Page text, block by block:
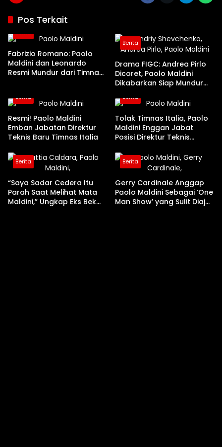
Pos Terkait
Berita
Fabrizio Romano: Paolo
Maldini dan Leonardo
Resmi Mundur dari Timnas
Berita
Drama FIGC: Andrea Pirlo
Dicoret, Paolo Maldini
Dikabarkan Siap Mundur
Berita
Resmi! Paolo Maldini
Emban Jabatan Direktur
Teknis Baru Timnas Italia
Berita
Tolak Timnas Italia, Paolo
Maldini Enggan Jabat
Posisi Direktur Teknis
Berita
“Saya Sadar Cedera Itu
Parah Saat Melihat Mata
Maldini,” Ungkap Eks Bek
Berita
Gerry Cardinale Anggap
Paolo Maldini Sebagai ‘One
Man Show’ yang Sulit Diajak